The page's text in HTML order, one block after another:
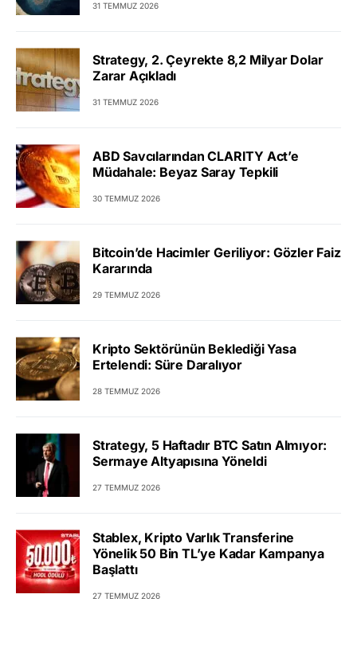
31 TEMMUZ 2026
Strategy, 2. Çeyrekte 8,2 Milyar Dolar
Zarar Açıkladı
31 TEMMUZ 2026
ABD Savcılarından CLARITY Act’e
Müdahale: Beyaz Saray Tepkili
30 TEMMUZ 2026
Bitcoin’de Hacimler Geriliyor: Gözler Faiz
Kararında
29 TEMMUZ 2026
Kripto Sektörünün Beklediği Yasa
Ertelendi: Süre Daralıyor
28 TEMMUZ 2026
Strategy, 5 Haftadır BTC Satın Almıyor:
Sermaye Altyapısına Yöneldi
27 TEMMUZ 2026
Stablex, Kripto Varlık Transferine
Yönelik 50 Bin TL’ye Kadar Kampanya
Başlattı
27 TEMMUZ 2026